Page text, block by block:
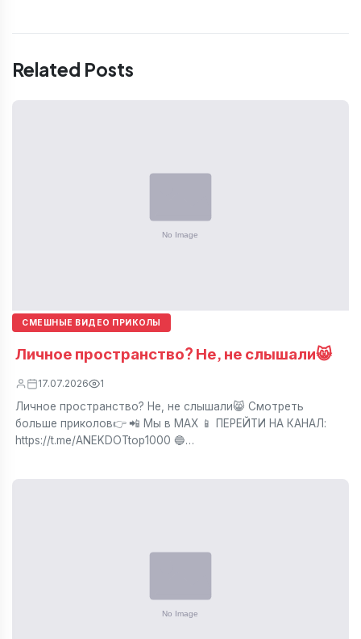
Related Posts
СМЕШНЫЕ ВИДЕО ПРИКОЛЫ
Личное пространство? Не, не слышали😸
17.07.2026 1
Личное пространство? Не, не слышали😸 Смотреть
больше приколов👉 📲 Мы в МАХ 📱 ПЕРЕЙТИ НА КАНАЛ:
https://t.me/ANEKDOTtop1000 🔵…